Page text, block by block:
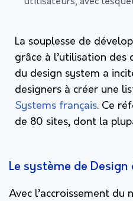
La souplesse de
grâce à l’utilisation des
du design system a
designers à créer une
Systems français. Ce
de 80 sites, dont la
Le système de Design
Avec l’accroissement